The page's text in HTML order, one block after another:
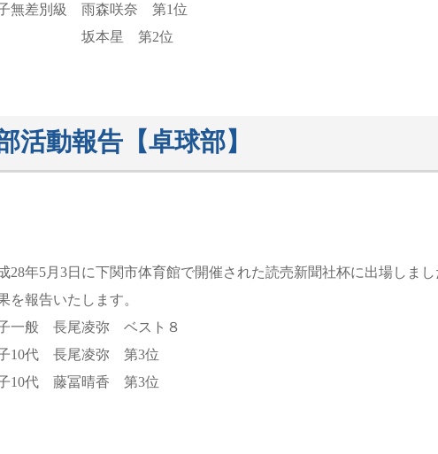
無差別級 雨森咲奈 第1位
本星 第2位
活動報告【卓球部】
28年5月3日に下関市体育館で開催された読売新聞社杯に出場しまし
を報告いたします。
一般 長尾凌弥 ベスト８
10代 長尾凌弥 第3位
10代 藤冨晴香 第3位